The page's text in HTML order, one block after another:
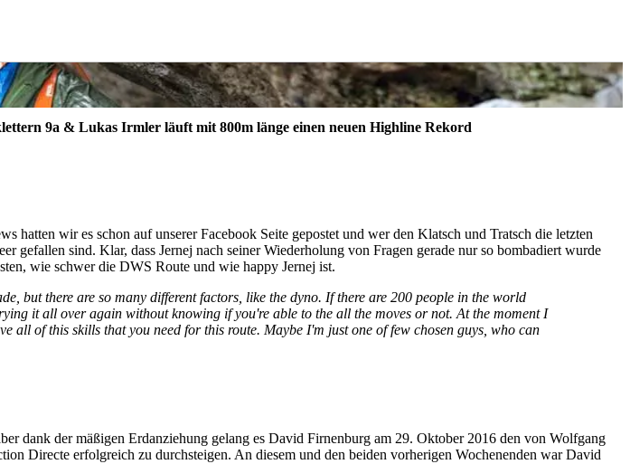
9a & Lukas Irmler läuft mit 800m länge einen neuen Highline Rekord
wir es schon auf unserer Facebook Seite gepostet und wer den Klatsch und Tratsch die letzten
gefallen sind. Klar, dass Jernej nach seiner Wiederholung von Fragen gerade nur so bombadiert wurde
wie schwer die DWS Route und wie happy Jernej ist.
but there are so many different factors, like the dyno. If there are 200 people in the world
it all over again without knowing if you're able to the all the moves or not. At the moment I
of this skills that you need for this route. Maybe I'm just one of few chosen guys, who can
dank der mäßigen Erdanziehung gelang es David Firnenburg am 29. Oktober 2016 den von Wolfgang
Directe erfolgreich zu durchsteigen. An diesem und den beiden vorherigen Wochenenden war David